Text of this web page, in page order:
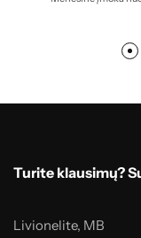
Turite klausimų?
Livionelite, MB